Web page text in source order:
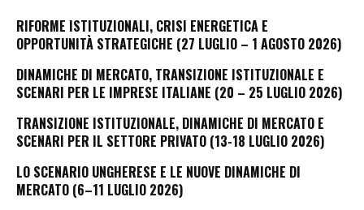
RIFORME ISTITUZIONALI, CRISI ENERGETICA E
OPPORTUNITÀ STRATEGICHE (27 LUGLIO – 1 AGOSTO 2026)
DINAMICHE DI MERCATO, TRANSIZIONE ISTITUZIONALE E
SCENARI PER LE IMPRESE ITALIANE (20 – 25 LUGLIO 2026)
TRANSIZIONE ISTITUZIONALE, DINAMICHE DI MERCATO E
SCENARI PER IL SETTORE PRIVATO (13-18 LUGLIO 2026)
LO SCENARIO UNGHERESE E LE NUOVE DINAMICHE DI
MERCATO (6–11 LUGLIO 2026)